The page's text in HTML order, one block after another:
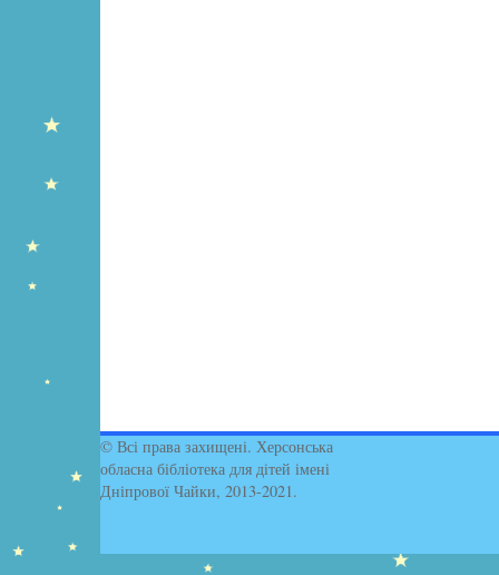
© Всі права захищені. Херсонська
обласна бібліотека для дітей імені
Дніпрової Чайки, 2013-2021.